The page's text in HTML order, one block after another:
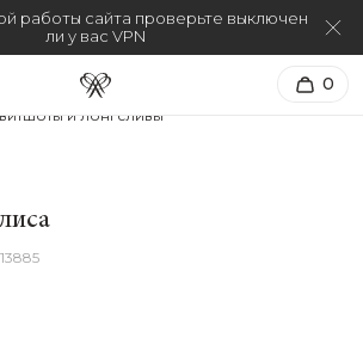
работы сайта проверьте выключен
ли у вас VPN
0
и лонгсливы